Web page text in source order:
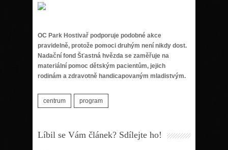
OC Park Hostivař podporuje podobné akce
pravidelně, protože pomoci druhým není nikdy dost.
Nadační fond Šťastná hvězda se zaměřuje na
materiální pomoc dětským pacientům, jejich
rodinám a zdravotně handicapovaným mladistvým.
centrum program
Líbil se Vám článek? Sdílejte ho!